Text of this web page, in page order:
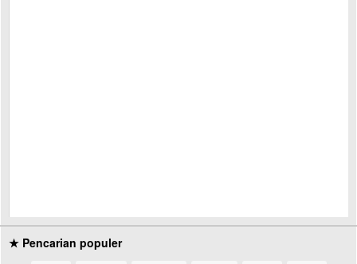
★ Pencarian populer